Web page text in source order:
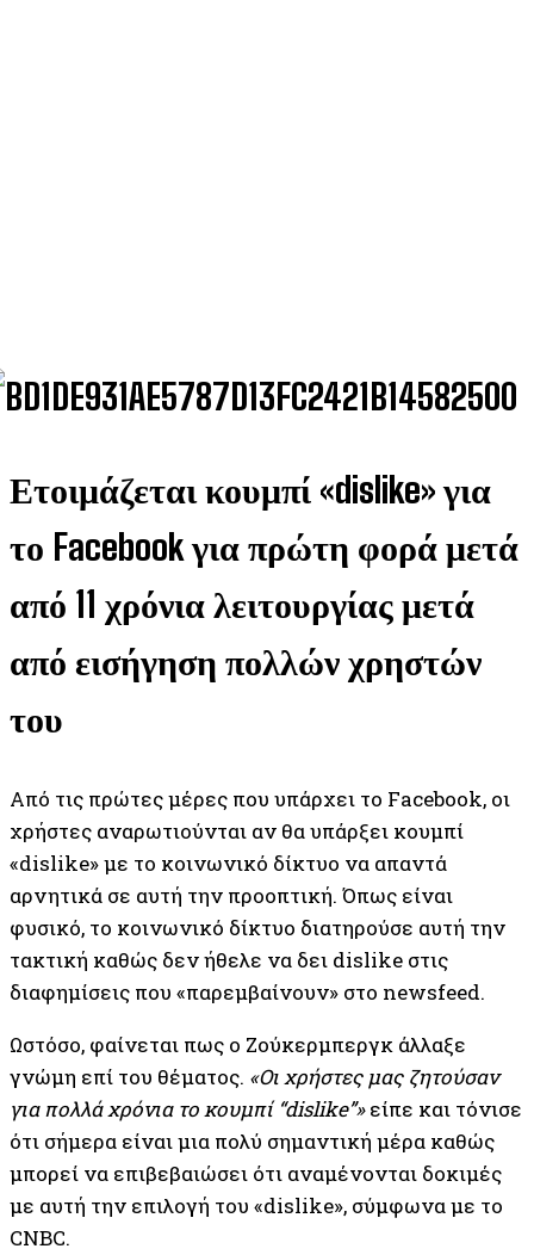
Ετοιμάζεται κουμπί «dislike» για
το Facebook για πρώτη φορά μετά
από 11 χρόνια λειτουργίας μετά
από εισήγηση πολλών χρηστών
του
Από τις πρώτες μέρες που υπάρχει το Facebook, οι
χρήστες αναρωτιούνται αν θα υπάρξει κουμπί
«dislike» με το κοινωνικό δίκτυο να απαντά
αρνητικά σε αυτή την προοπτική. Όπως είναι
φυσικό, το κοινωνικό δίκτυο διατηρούσε αυτή την
τακτική καθώς δεν ήθελε να δει dislike στις
διαφημίσεις που «παρεμβαίνουν» στο newsfeed.
Ωστόσο, φαίνεται πως ο Ζούκερμπεργκ άλλαξε
γνώμη επί του θέματος. «Οι χρήστες μας ζητούσαν
για πολλά χρόνια το κουμπί “dislike”»είπε και τόνισε
ότι σήμερα είναι μια πολύ σημαντική μέρα καθώς
μπορεί να επιβεβαιώσει ότι αναμένονται δοκιμές
με αυτή την επιλογή του «dislike», σύμφωνα με το
CNBC.